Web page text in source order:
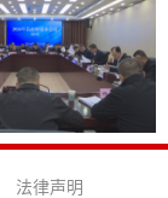
法律声明